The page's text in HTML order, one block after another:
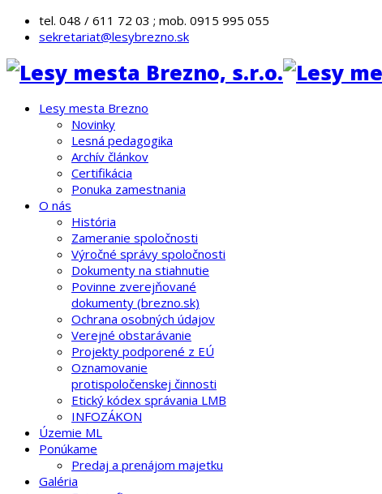
tel. 048 / 611 72 03 ; mob. 0915 995 055
sekretariat@lesybrezno.sk
Lesy mesta Brezno
Novinky
Lesná pedagogika
Archív článkov
Certifikácia
Ponuka zamestnania
O nás
História
Zameranie spoločnosti
Výročné správy spoločnosti
Dokumenty na stiahnutie
Povinne zverejňované
dokumenty (brezno.sk)
Ochrana osobných údajov
Verejné obstarávanie
Projekty podporené z EÚ
Oznamovanie
protispoločenskej činnosti
Etický kódex správania LMB
INFOZÁKON
Územie ML
Ponúkame
Predaj a prenájom majetku
Galéria